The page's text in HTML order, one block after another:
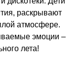
раскрывают
атмосфере.
эмоции –
лета!